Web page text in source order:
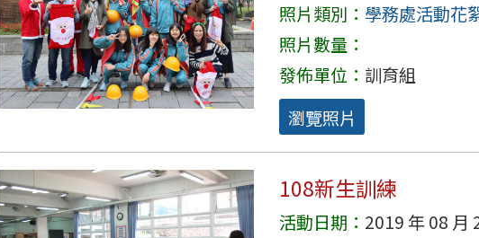
照片類別： 學務處活動花
照片數量：
發佈單位： 訓育組
瀏覽照片
108新生訓練
活動日期： 2019 年 08 月